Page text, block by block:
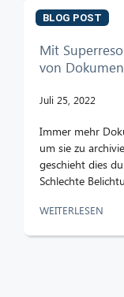
BLOG POST
Mit
von
Juli 25, 2022
Immer mehr
um sie zu
geschieht dies
Schlechte
WEITERLESEN